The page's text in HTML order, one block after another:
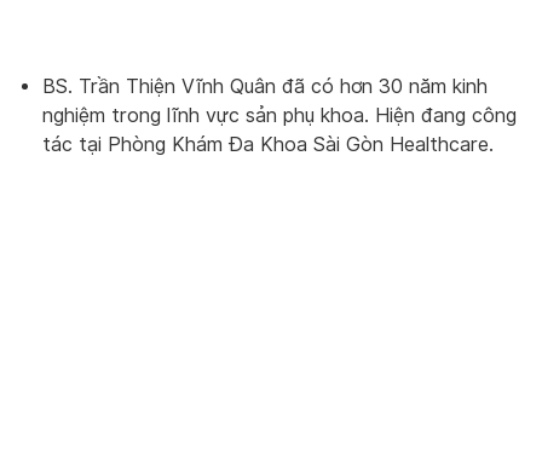
BS. Trần Thiện Vĩnh Quân đã có hơn 30 năm kinh
nghiệm trong lĩnh vực sản phụ khoa. Hiện đang công
tác tại Phòng Khám Đa Khoa Sài Gòn Healthcare.